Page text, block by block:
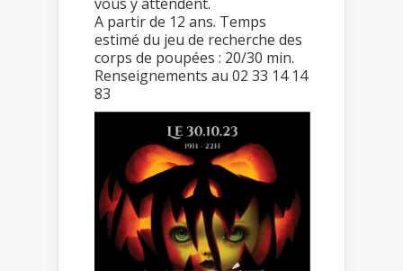
A partir de 12 ans. Temps
estimé du jeu de recherche des
corps de poupées : 20/30 min.
Renseignements au 02 33 14 14
83